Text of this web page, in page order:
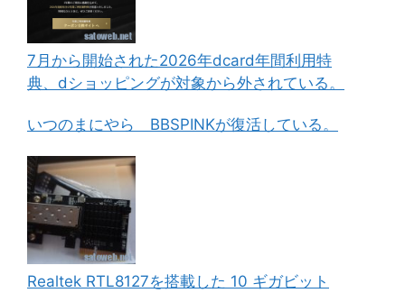
7月から開始された2026年dcard年間利用特
典、dショッピングが対象から外されている。
いつのまにやら BBSPINKが復活している。
Realtek RTL8127を搭載した 10 ギガビット